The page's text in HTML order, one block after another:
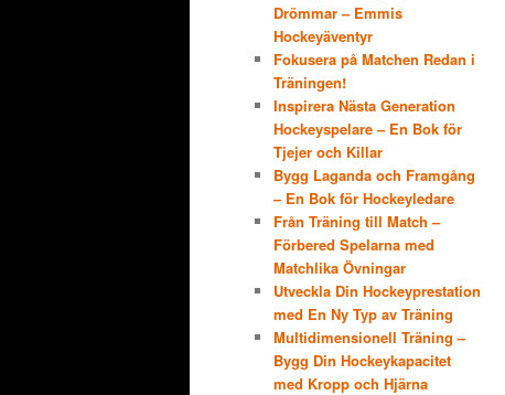
Drömmar – Emmis
Hockeyäventyr
Fokusera på Matchen Redan i
Träningen!
Inspirera Nästa Generation
Hockeyspelare – En Bok för
Tjejer och Killar
Bygg Laganda och Framgång
– En Bok för Hockeyledare
Från Träning till Match –
Förbered Spelarna med
Matchlika Övningar
Utveckla Din Hockeyprestation
med En Ny Typ av Träning
Multidimensionell Träning –
Bygg Din Hockeykapacitet
med Kropp och Hjärna